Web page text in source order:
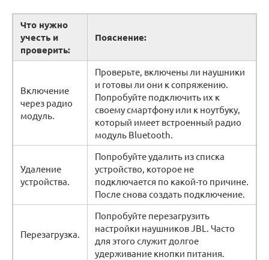
Что нужно
учесть и
проверить:
Пояснение:
Включение
через радио
модуль.
Проверьте, включены ли наушники
и готовы ли они к сопряжению.
Попробуйте подключить их к
своему смартфону или к ноутбуку,
который имеет встроенный радио
модуль Bluetooth.
Удаление
устройства.
Попробуйте удалить из списка
устройство, которое не
подключается по какой-то причине.
После снова создать подключение.
Перезагрузка.
Попробуйте перезагрузить
настройки наушников JBL. Часто
для этого служит долгое
удерживание кнопки питания.